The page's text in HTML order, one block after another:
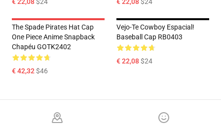
The Spade Pirates Hat Cap
One Piece Anime Snapback
Chapéu GOTK2402
€ 42,32$46
Vejo-Te Cowboy Espacial!
Baseball Cap RB0403
€ 22,08$24